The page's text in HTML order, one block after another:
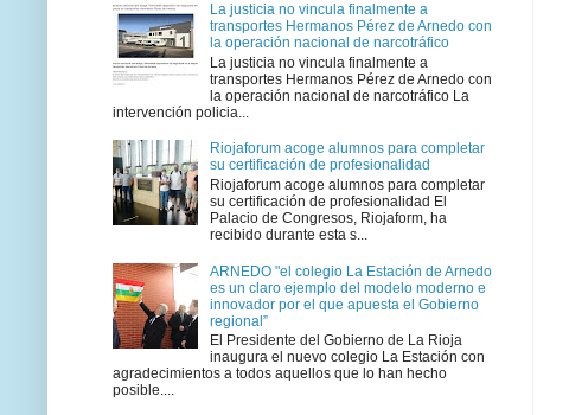
La justicia no vincula finalmente a
transportes Hermanos Pérez de Arnedo con
la operación nacional de narcotráfico
La justicia no vincula finalmente a
transportes Hermanos Pérez de Arnedo con
la operación nacional de narcotráfico La
intervención policia...
Riojaforum acoge alumnos para completar
su certificación de profesionalidad
Riojaforum acoge alumnos para completar
su certificación de profesionalidad El
Palacio de Congresos, Riojaform, ha
recibido durante esta s...
ARNEDO "el colegio La Estación de Arnedo
es un claro ejemplo del modelo moderno e
innovador por el que apuesta el Gobierno
regional”
El Presidente del Gobierno de La Rioja
inaugura el nuevo colegio La Estación con
agradecimientos a todos aquellos que lo han hecho
posible....